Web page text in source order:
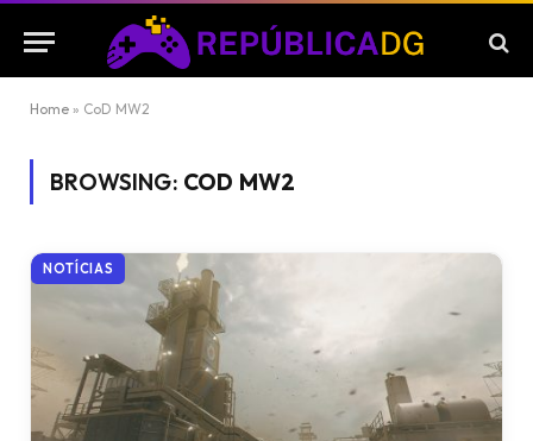
Home » CoD MW2
BROWSING: COD MW2
NOTÍCIAS